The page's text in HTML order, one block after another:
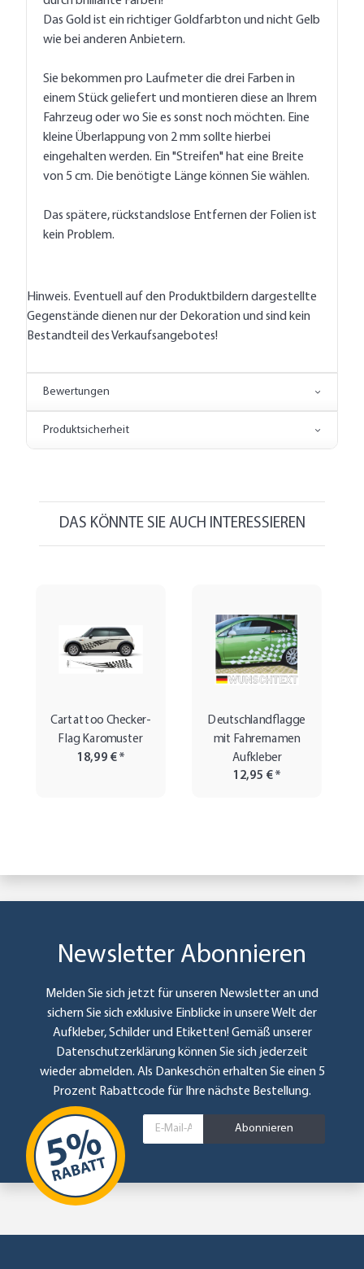
Das Gold ist ein richtiger Goldfarbton und nicht Gelb
wie bei anderen Anbietern.
Sie bekommen pro Laufmeter die drei Farben in
einem Stück geliefert und montieren diese an Ihrem
Fahrzeug oder wo Sie es sonst noch möchten. Eine
kleine Überlappung von 2 mm sollte hierbei
eingehalten werden. Ein "Streifen" hat eine Breite
von 5 cm. Die benötigte Länge können Sie wählen.
Das spätere, rückstandslose Entfernen der Folien ist
kein Problem.
Hinweis. Eventuell auf den Produktbildern dargestellte
Gegenstände dienen nur der Dekoration und sind kein
Bestandteil des Verkaufsangebotes!
Bewertungen
Produktsicherheit
DAS KÖNNTE SIE AUCH INTERESSIEREN
Cartattoo Checker-
Flag Karomuster
18,99 €*
Deutschlandflagge
mit Fahrernamen
Aufkleber
12,95 €*
Newsletter Abonnieren
Melden Sie sich jetzt für unseren Newsletter an und
sichern Sie sich exklusive Einblicke in unsere Welt der
Aufkleber, Schilder und Etiketten! Gemäß unserer
Datenschutzerklärung können Sie sich jederzeit
wieder abmelden. Als Dankeschön erhalten Sie einen 5
Prozent Rabattcode für Ihre nächste Bestellung.
Abonnieren